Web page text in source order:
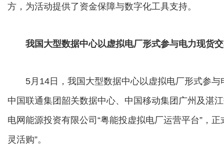
方，为活动提供了资金保障与数字化工具支持。
我国大型数据中心以虚拟电厂形式参与电力现货
5月14日，我国大型数据中心以虚拟电厂形式参
中国联通集团韶关数据中心、中国移动集团广州及湛
电网能源投资有限公司“粤能投虚拟电厂运营平台”，
灵活购”。